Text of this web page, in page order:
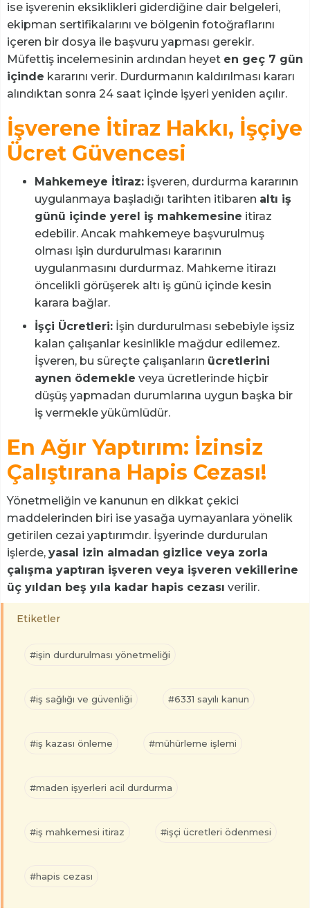
ise işverenin eksiklikleri giderdiğine dair belgeleri,
ekipman sertifikalarını ve bölgenin fotoğraflarını
içeren bir dosya ile başvuru yapması gerekir.
Müfettiş incelemesinin ardından heyet en geç 7 gün
içinde kararını verir. Durdurmanın kaldırılması kararı
alındıktan sonra 24 saat içinde işyeri yeniden açılır.
İşverene İtiraz Hakkı, İşçiye
Ücret Güvencesi
Mahkemeye İtiraz: İşveren, durdurma kararının
uygulanmaya başladığı tarihten itibaren altı iş
günü içinde yerel iş mahkemesine itiraz
edebilir. Ancak mahkemeye başvurulmuş
olması işin durdurulması kararının
uygulanmasını durdurmaz. Mahkeme itirazı
öncelikli görüşerek altı iş günü içinde kesin
karara bağlar.
İşçi Ücretleri: İşin durdurulması sebebiyle işsiz
kalan çalışanlar kesinlikle mağdur edilemez.
İşveren, bu süreçte çalışanların ücretlerini
aynen ödemekle veya ücretlerinde hiçbir
düşüş yapmadan durumlarına uygun başka bir
iş vermekle yükümlüdür.
En Ağır Yaptırım: İzinsiz
Çalıştırana Hapis Cezası!
Yönetmeliğin ve kanunun en dikkat çekici
maddelerinden biri ise yasağa uymayanlara yönelik
getirilen cezai yaptırımdır. İşyerinde durdurulan
işlerde, yasal izin almadan gizlice veya zorla
çalışma yaptıran işveren veya işveren vekillerine
üç yıldan beş yıla kadar hapis cezası verilir.
Etiketler
#işin durdurulması yönetmeliği
#iş sağlığı ve güvenliği #6331 sayılı kanun
#iş kazası önleme #mühürleme işlemi
#maden işyerleri acil durdurma
#iş mahkemesi itiraz #işçi ücretleri ödenmesi
#hapis cezası